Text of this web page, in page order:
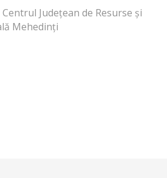
Centrul Județean de Resurse și
Mehedinți